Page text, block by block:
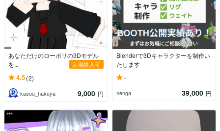
あなただけのローポリの3Dモデル
を...
定期購入可
4.5(2)
kasou_hakuya 9,000 円
Blenderで3Dキャラクターを制作い
たします
-
nenga 39,000 円